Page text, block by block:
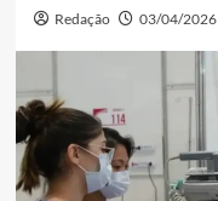
Redação 03/04/2026